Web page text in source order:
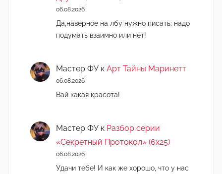
06.08.2026
Да,наверное на лбу нужно писать: надо
подумать взаимно или нет!
Мастер ФУ к Арт Тайны Маринетт
06.08.2026
Вай какая красота!
Мастер ФУ к Разбор серии
«Секретный Протокол» (6х25)
06.08.2026
Удачи тебе! И как же хорошо, что у нас